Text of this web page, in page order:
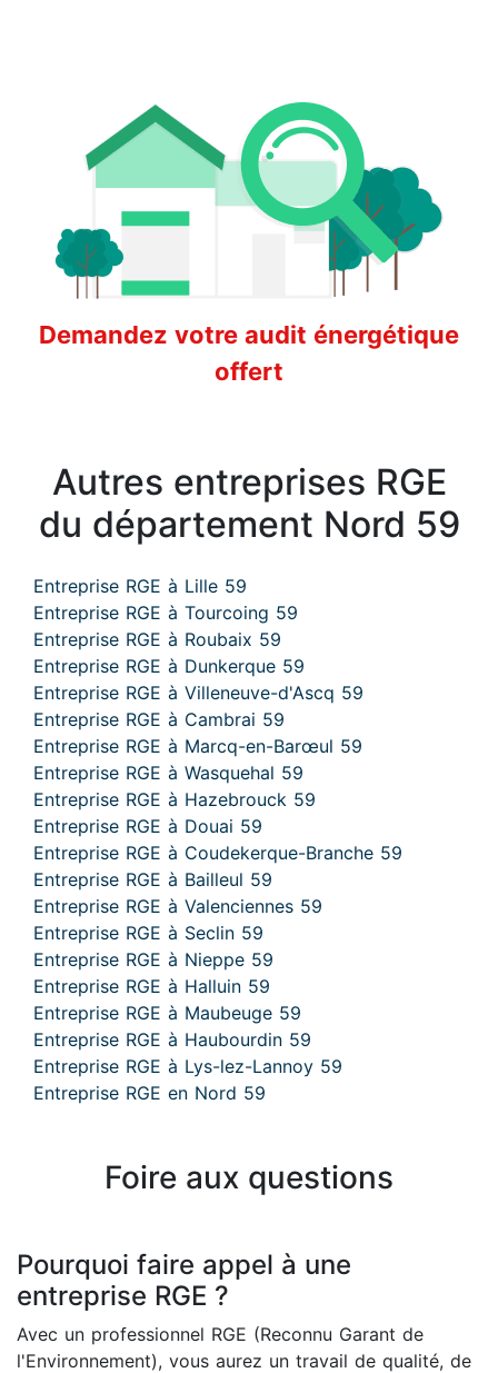
Demandez votre audit énergétique
offert
Autres entreprises RGE
du département Nord 59
Entreprise RGE à Lille 59
Entreprise RGE à Tourcoing 59
Entreprise RGE à Roubaix 59
Entreprise RGE à Dunkerque 59
Entreprise RGE à Villeneuve-d'Ascq 59
Entreprise RGE à Cambrai 59
Entreprise RGE à Marcq-en-Barœul 59
Entreprise RGE à Wasquehal 59
Entreprise RGE à Hazebrouck 59
Entreprise RGE à Douai 59
Entreprise RGE à Coudekerque-Branche 59
Entreprise RGE à Bailleul 59
Entreprise RGE à Valenciennes 59
Entreprise RGE à Seclin 59
Entreprise RGE à Nieppe 59
Entreprise RGE à Halluin 59
Entreprise RGE à Maubeuge 59
Entreprise RGE à Haubourdin 59
Entreprise RGE à Lys-lez-Lannoy 59
Entreprise RGE en Nord 59
Foire aux questions
Pourquoi faire appel à une
entreprise RGE ?
Avec un professionnel RGE (Reconnu Garant de
l'Environnement), vous aurez un travail de qualité, de